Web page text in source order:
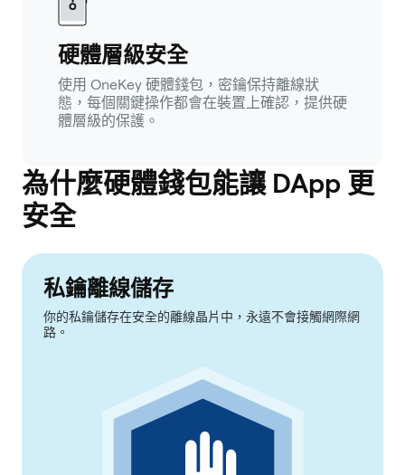
硬體層級安全
使用 OneKey 硬體錢包，密鑰保持離線狀
態，每個關鍵操作都會在裝置上確認，提供硬
體層級的保護。
為什麼硬體錢包能讓 DApp 更
安全
私鑰離線儲存
你的私鑰儲存在安全的離線晶片中，永遠不會接觸網際網
路。